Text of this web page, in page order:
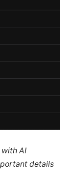
AI
details